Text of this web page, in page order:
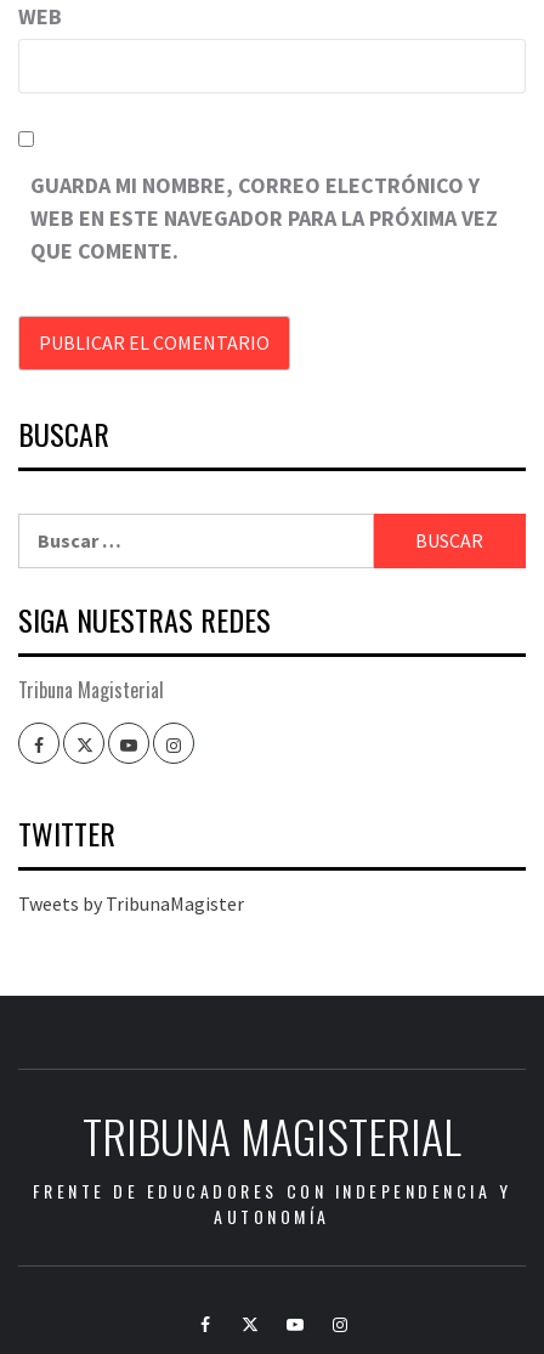
WEB
GUARDA MI NOMBRE, CORREO ELECTRÓNICO Y
WEB EN ESTE NAVEGADOR PARA LA PRÓXIMA VEZ
QUE COMENTE.
BUSCAR
SIGA NUESTRAS REDES
Tribuna Magisterial
FacebookTwitterYoutubeInstagram
TWITTER
Tweets by TribunaMagister
TRIBUNA MAGISTERIAL
FRENTE DE EDUCADORES CON INDEPENDENCIA Y
AUTONOMÍA
FacebookTwitterYoutubeInstagram